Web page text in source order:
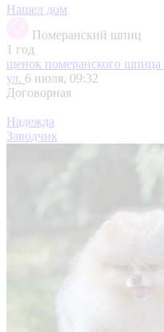
Нашел дом
Померанский шпиц
1 год
щенок померанского шпица
ул. 6 июля, 09:32
Договорная
Надежда
Заводчик